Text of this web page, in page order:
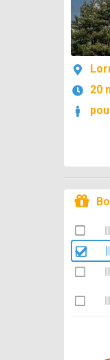
20